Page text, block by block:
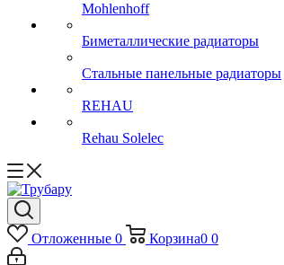
Mohlenhoff
Биметаллические радиаторы
Стальные панельные радиаторы
REHAU
Rehau Solelec
Отложенные 0 Корзина0 0